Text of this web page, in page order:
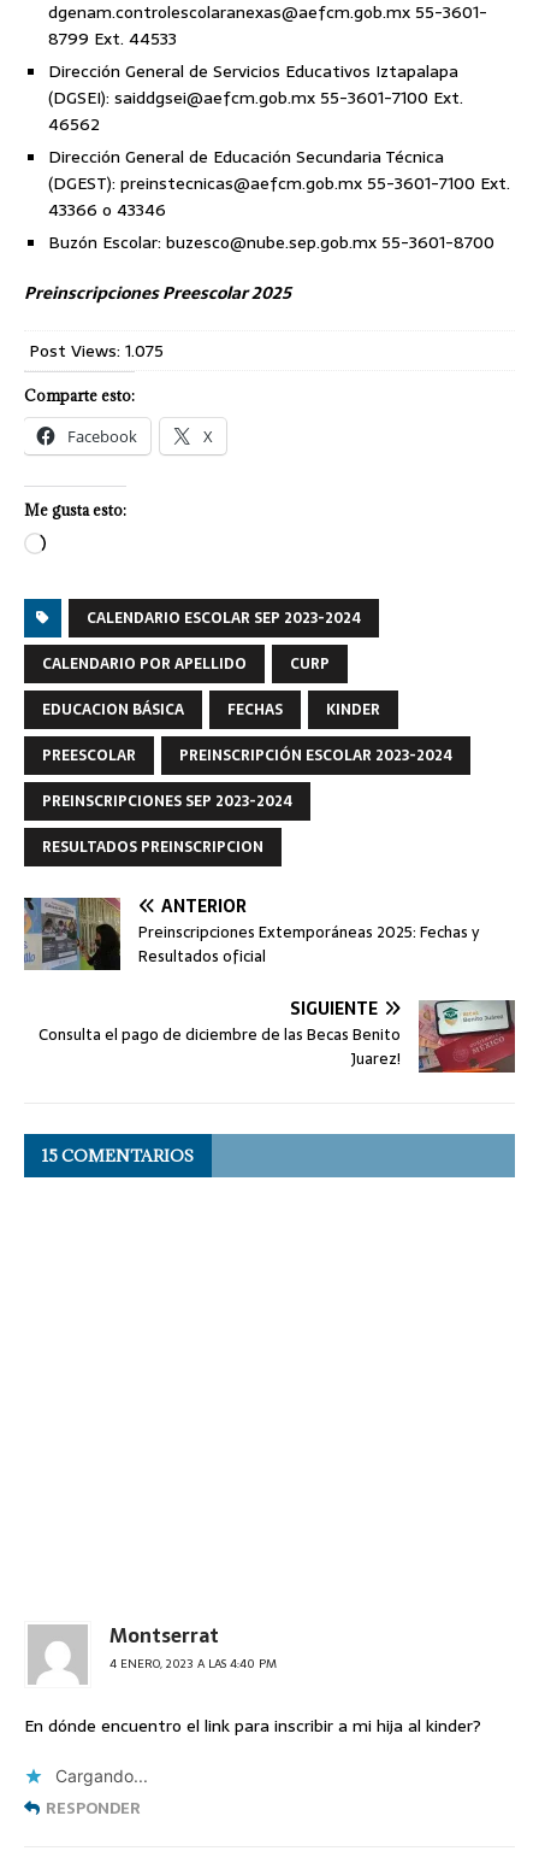
dgenam.controlescolaranexas@aefcm.gob.mx 55-3601-
8799 Ext. 44533
Dirección General de Servicios Educativos Iztapalapa
(DGSEI): saiddgsei@aefcm.gob.mx 55-3601-7100 Ext.
46562
Dirección General de Educación Secundaria Técnica
(DGEST): preinstecnicas@aefcm.gob.mx 55-3601-7100 Ext.
43366 o 43346
Buzón Escolar: buzesco@nube.sep.gob.mx 55-3601-8700
Preinscripciones Preescolar 2025
Post Views: 1.075
Comparte esto:
Facebook X
Me gusta esto:
CALENDARIO ESCOLAR SEP 2023-2024
CALENDARIO POR APELLIDO
CURP
EDUCACION BÁSICA
FECHAS
KINDER
PREESCOLAR
PREINSCRIPCIÓN ESCOLAR 2023-2024
PREINSCRIPCIONES SEP 2023-2024
RESULTADOS PREINSCRIPCION
ANTERIOR
Preinscripciones Extemporáneas 2025: Fechas y
Resultados oficial
SIGUIENTE
Consulta el pago de diciembre de las Becas Benito
Juarez!
15 COMENTARIOS
Montserrat
4 ENERO, 2023 A LAS 4:40 PM
En dónde encuentro el link para inscribir a mi hija al kinder?
Cargando...
RESPONDER